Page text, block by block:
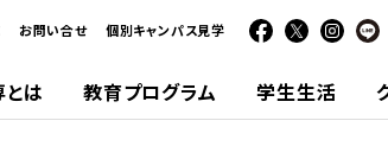
お問い合せ 個別キャンパス見学
は 教育プログラム 学生生活